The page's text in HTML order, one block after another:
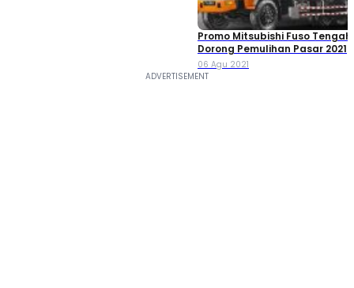
Promo Mitsubishi Fuso
Dorong Pemulihan Pasar 2021
06 Agu 2021